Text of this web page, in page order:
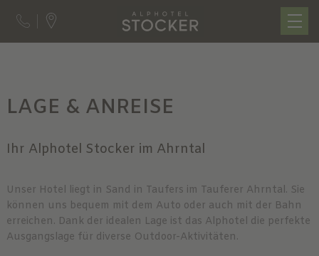
LAGE & ANREISE
Ihr Alphotel Stocker im Ahrntal
Unser Hotel liegt in Sand in Taufers im Tauferer Ahrntal. Sie
können uns bequem mit dem Auto oder auch mit der Bahn
erreichen. Dank der idealen Lage ist das Alphotel die perfekte
Ausgangslage für diverse Outdoor-Aktivitäten.